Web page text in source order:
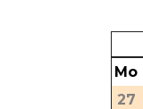
Mo
27